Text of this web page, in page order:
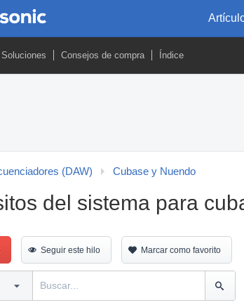
Soluciones Consejos de compra Índice
(DAW) Cubase y Nuendo
del sistema para
Seguir este hilo Marcar como favorito